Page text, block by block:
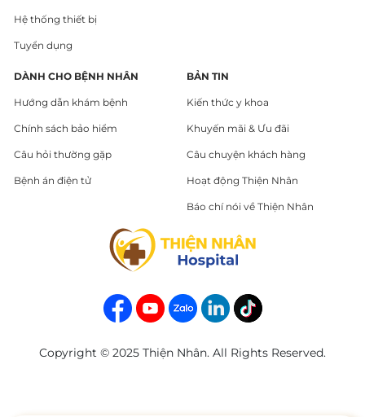
Hệ thống thiết bị
Tuyển dụng
DÀNH CHO BỆNH NHÂN
Hướng dẫn khám bệnh
Chính sách bảo hiểm
Câu hỏi thường gặp
Bệnh án điện tử
BẢN TIN
Kiến thức y khoa
Khuyến mãi & Ưu đãi
Câu chuyện khách hàng
Hoạt động Thiện Nhân
Báo chí nói về Thiện Nhân
Copyright © 2025 Thiện Nhân. All Rights Reserved.